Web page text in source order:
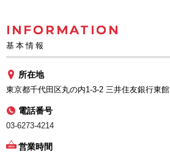
INFORMATION
基本情報
所在地
東京都千代田区丸の内1-3-2 三井住友銀行東館
電話番号
03-6273-4214
営業時間